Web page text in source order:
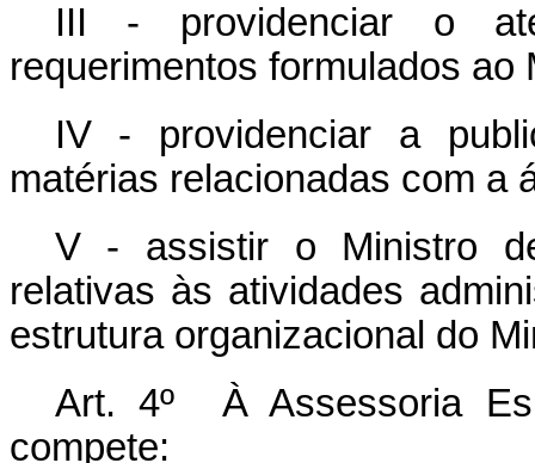
III - providenciar o
requerimentos formulados ao
IV - providenciar a
matérias relacionadas com a
V - assistir o Ministro
relativas às atividades
estrutura organizacional do
Art. 4º À Assessoria
compete: